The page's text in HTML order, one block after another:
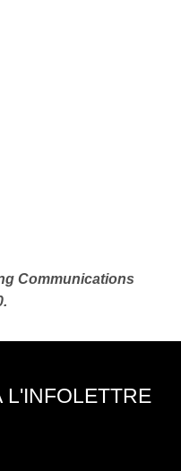
Communications
L'INFOLETTRE